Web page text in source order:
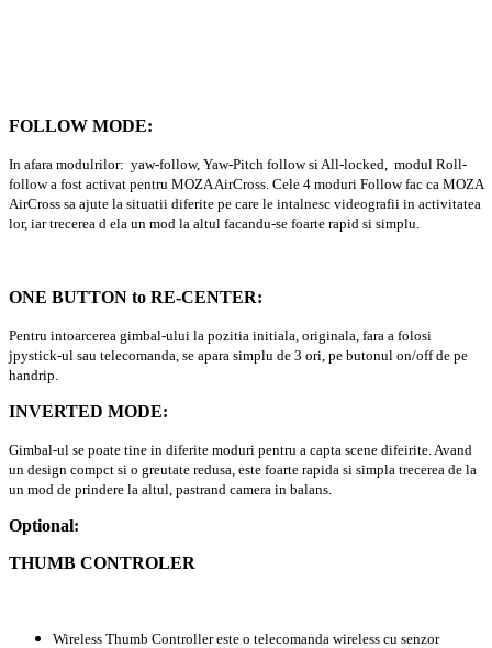
FOLLOW MODE:
In afara modulrilor: yaw-follow, Yaw-Pitch follow si All-locked, modul Roll-
follow a fost activat pentru MOZA AirCross. Cele 4 moduri Follow fac ca MOZA
AirCross sa ajute la situatii diferite pe care le intalnesc videografii in activitatea
lor, iar trecerea d ela un mod la altul facandu-se foarte rapid si simplu.
ONE BUTTON to RE-CENTER:
Pentru intoarcerea gimbal-ului la pozitia initiala, originala, fara a folosi
jpystick-ul sau telecomanda, se apara simplu de 3 ori, pe butonul on/off de pe
handrip.
INVERTED MODE:
Gimbal-ul se poate tine in diferite moduri pentru a capta scene difeirite. Avand
un design compct si o greutate redusa, este foarte rapida si simpla trecerea de la
un mod de prindere la altul, pastrand camera in balans.
Optional:
THUMB CONTROLER
Wireless Thumb Controller este o telecomanda wireless cu senzor